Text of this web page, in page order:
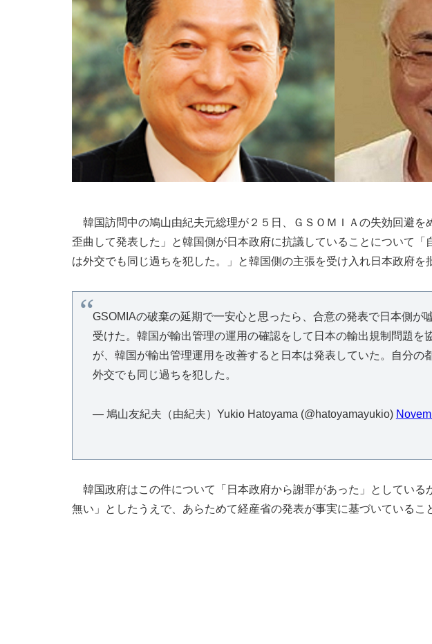
韓国訪問中の鳩山由紀夫元総理が２５日、ＧＳＯＭＩＡの失効回避を
歪曲して発表した」と韓国側が日本政府に抗議していることについて「
は外交でも同じ過ちを犯した。」と韓国側の主張を受け入れ日本政府を
GSOMIAの破棄の延期で一安心と思ったら、合意の発表で日本側が
受けた。韓国が輸出管理の運用の確認をして日本の輸出規制問題を
が、韓国が輸出管理運用を改善すると日本は発表していた。自分の
外交でも同じ過ちを犯した。
— 鳩山友紀夫（由紀夫）Yukio Hatoyama (@hatoyamayukio)
韓国政府はこの件について「日本政府から謝罪があった」としている
無い」としたうえで、あらためて経産省の発表が事実に基づいているこ